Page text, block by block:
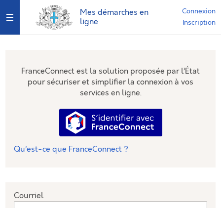
Mes démarches en
ligne
Connexion
Inscription
Ouvrir le menu
FranceConnect est la solution proposée par l’État
pour sécuriser et simplifier la connexion à vos
services en ligne.
S’identifier avec
Qu’est-ce que FranceConnect ?
Courriel